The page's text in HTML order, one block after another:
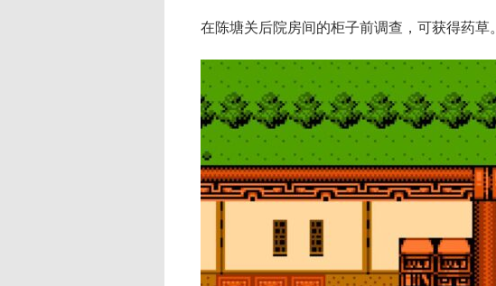
在陈塘关后院房间的柜子前调查，可获得药草。